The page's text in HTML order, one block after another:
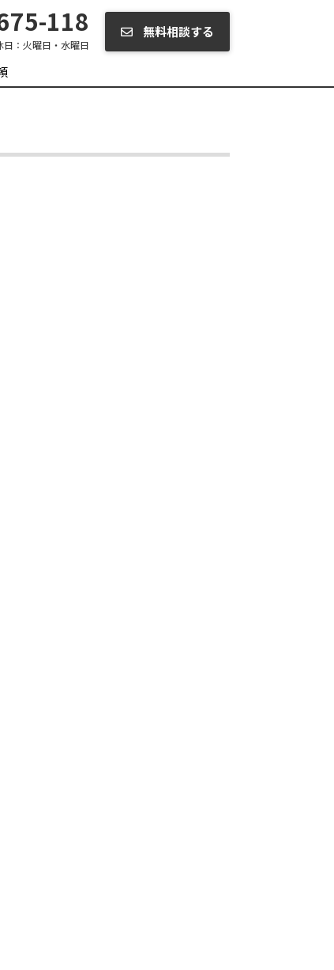
118
日： 火曜日・水曜日
無料相談する